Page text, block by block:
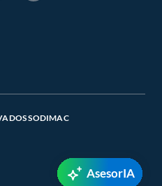
SODIMAC
AsesorIA